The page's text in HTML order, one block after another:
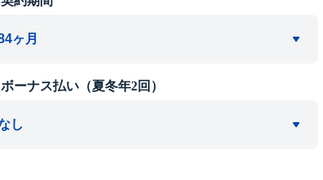
ボーナス払い（夏冬年2回）